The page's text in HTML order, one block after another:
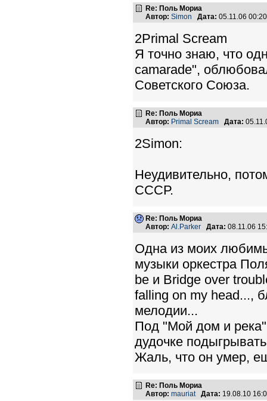
Re: Поль Мориа
Автор: Simon Дата: 05.11.06
2Primal Scream
Я точно знаю, что
camarade",
Советского Союза.
Re: Поль Мориа
Автор: Primal Scream Дата:
2Simon:
Неудивительно,
СССР.
Re: Поль Мориа
Автор: Al.Parker Дата: 08.11.06
Одна из моих
музыки оркестра
be и Bridge over
falling on my head...,
мелодии...
Под "Мой дом и
дудочке
Жаль, что он умер,
Re: Поль Мориа
Автор: mauriat Дата: 19.08.10